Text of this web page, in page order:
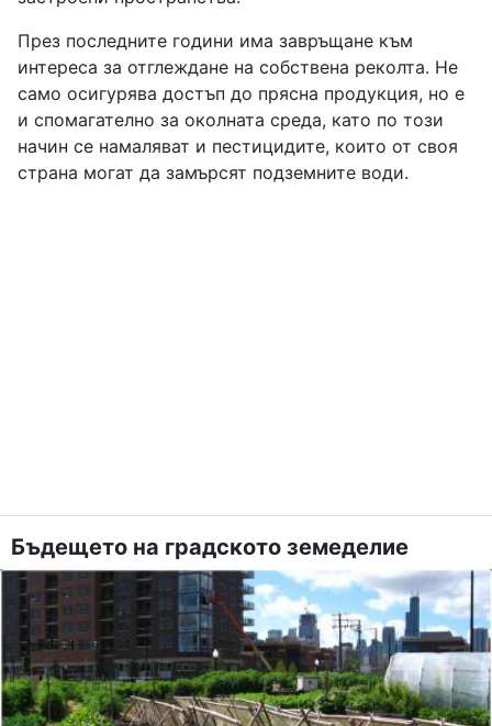
През последните години има завръщане към
интереса за отглеждане на собствена реколта. Не
само осигурява достъп до прясна продукция, но е
и спомагателно за околната среда, като по този
начин се намаляват и пестицидите, които от своя
страна могат да замърсят подземните води.
Бъдещето на градското земеделие